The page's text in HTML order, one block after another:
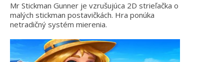
Mr Stickman Gunner je vzrušujúca 2D strieľačka o
malých stickman postavičkách. Hra ponúka
netradičný systém mierenia.